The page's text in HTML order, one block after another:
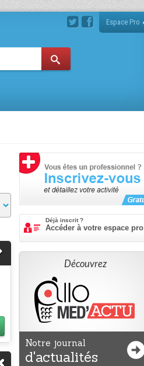
Espace Pro
Déjà inscrit ?
Accéder à votre espace pro
Découvrez
Notre journal
d'actualités